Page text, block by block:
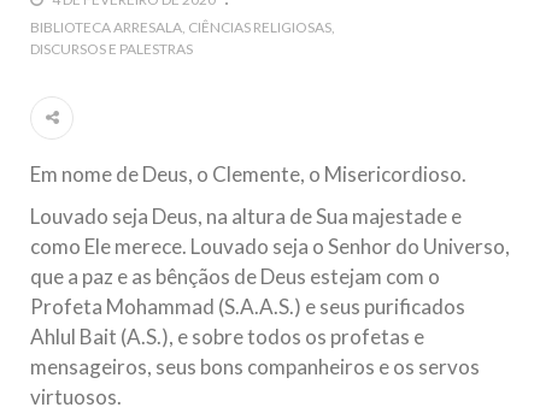
5 DE NOVEMBRO DE 2013
Ano Novo Islâmico e Início de Muharam
Islâmico no Brasil parabeniza a nação islâmica pela chegada
no ano novo muçulmano de 1435 Hejrita. Desejamos a
todos os irmãos e irmãs um novo
10 DE NOVEMBRO DE 2013
Falecimento do Imam Ali Ibn Al-Hussein
(A.S.)
Em nome de Deus, o Clemente, o Misericordioso! Diante da
muçulmanos, o Imam Ali Ibn Al-Hussein Ibn Ali Ibn Abi Táleb
(A.S.), conhecido por “Zein Al-Ábidin” (Formosura
BIBLIOTECA ARRESALA CIÊNCIAS RELIGIOSAS
DISCURSOS E PALESTRAS
Em nome de Deus, o Clemente, o Misericordioso.
Louvado seja Deus, na altura de Sua majestade e
como Ele merece. Louvado seja o Senhor do Universo,
que a paz e as bênçãos de Deus estejam com o
Profeta Mohammad (S.A.A.S.) e seus purificados
Ahlul Bait (A.S.), e sobre todos os profetas e
mensageiros, seus bons companheiros e os servos
virtuosos.